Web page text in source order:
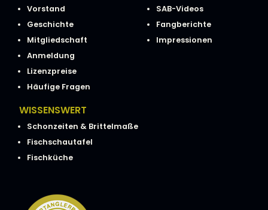
Vorstand
Geschichte
Mitgliedschaft
Anmeldung
Lizenzpreise
Häufige Fragen
SAB-Videos
Fangberichte
Impressionen
WISSENSWERT
Schonzeiten & Brittelmaße
Fischschautafel
Fischküche